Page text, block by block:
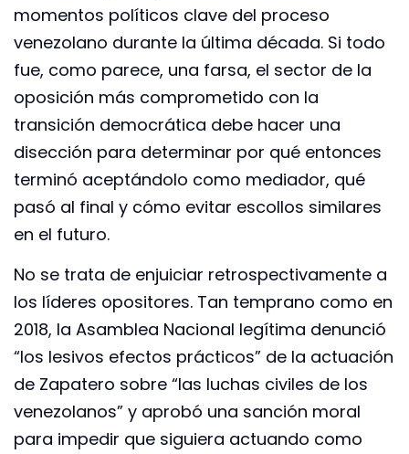
momentos políticos clave del proceso
venezolano durante la última década. Si todo
fue, como parece, una farsa, el sector de la
oposición más comprometido con la
transición democrática debe hacer una
disección para determinar por qué entonces
terminó aceptándolo como mediador, qué
pasó al final y cómo evitar escollos similares
en el futuro.
No se trata de enjuiciar retrospectivamente a
los líderes opositores. Tan temprano como en
2018, la Asamblea Nacional legítima denunció
“los lesivos efectos prácticos” de la actuación
de Zapatero sobre “las luchas civiles de los
venezolanos” y aprobó una sanción moral
para impedir que siguiera actuando como